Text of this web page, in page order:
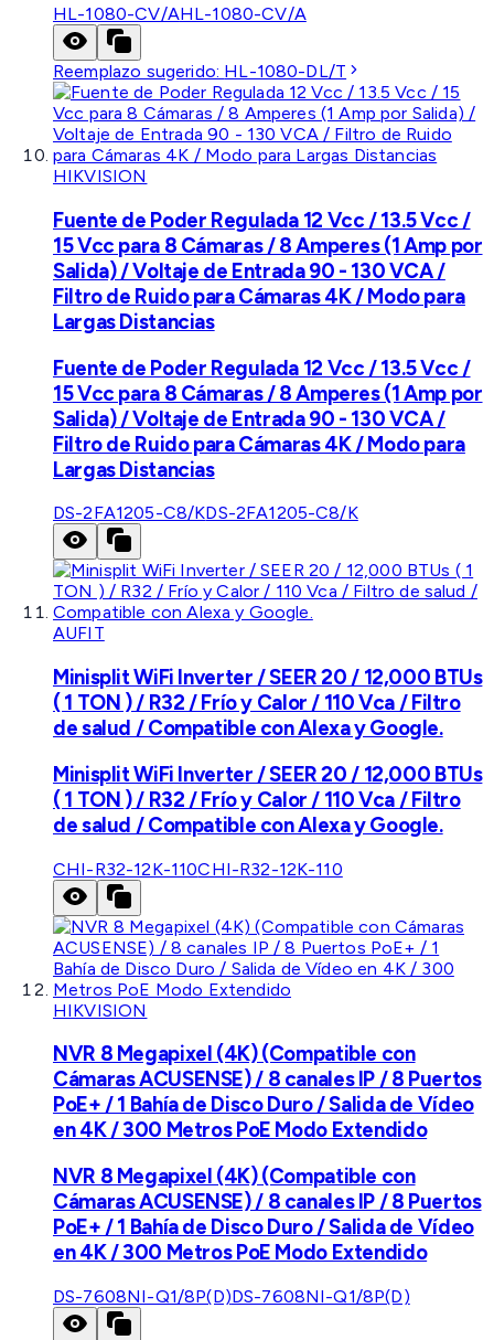
HL-1080-CV/AHL-1080-CV/A
Reemplazo sugerido: HL-1080-DL/T
HIKVISION
Fuente de Poder Regulada 12 Vcc / 13.5 Vcc /
15 Vcc para 8 Cámaras / 8 Amperes (1 Amp por
Salida) / Voltaje de Entrada 90 - 130 VCA /
Filtro de Ruido para Cámaras 4K / Modo para
Largas Distancias
Fuente de Poder Regulada 12 Vcc / 13.5 Vcc /
15 Vcc para 8 Cámaras / 8 Amperes (1 Amp por
Salida) / Voltaje de Entrada 90 - 130 VCA /
Filtro de Ruido para Cámaras 4K / Modo para
Largas Distancias
DS-2FA1205-C8/KDS-2FA1205-C8/K
AUFIT
Minisplit WiFi Inverter / SEER 20 / 12,000 BTUs
( 1 TON ) / R32 / Frío y Calor / 110 Vca / Filtro
de salud / Compatible con Alexa y Google.
Minisplit WiFi Inverter / SEER 20 / 12,000 BTUs
( 1 TON ) / R32 / Frío y Calor / 110 Vca / Filtro
de salud / Compatible con Alexa y Google.
CHI-R32-12K-110CHI-R32-12K-110
HIKVISION
NVR 8 Megapixel (4K) (Compatible con
Cámaras ACUSENSE) / 8 canales IP / 8 Puertos
PoE+ / 1 Bahía de Disco Duro / Salida de Vídeo
en 4K / 300 Metros PoE Modo Extendido
NVR 8 Megapixel (4K) (Compatible con
Cámaras ACUSENSE) / 8 canales IP / 8 Puertos
PoE+ / 1 Bahía de Disco Duro / Salida de Vídeo
en 4K / 300 Metros PoE Modo Extendido
DS-7608NI-Q1/8P(D)DS-7608NI-Q1/8P(D)